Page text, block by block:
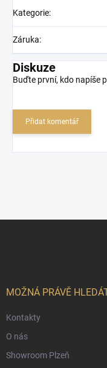
Kategorie:
Záruka:
Diskuze
Buďte první, kdo napíše
Přidat komentář
MOŽNÁ PRÁVĚ
Kontakty
O nás
Showroom Plzeň